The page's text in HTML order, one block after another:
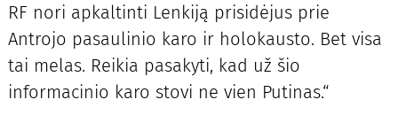
RF nori apkaltinti Lenkiją prisidėjus prie
Antrojo pasaulinio karo ir holokausto. Bet visa
tai melas. Reikia pasakyti, kad už šio
informacinio karo stovi ne vien Putinas.“